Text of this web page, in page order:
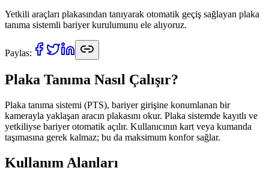
Yetkili araçları plakasından tanıyarak otomatik geçiş sağlayan plaka
tanıma sistemli bariyer kurulumunu ele alıyoruz.
Paylas:
Plaka Tanıma Nasıl Çalışır?
Plaka tanıma sistemi (PTS), bariyer girişine konumlanan bir
kamerayla yaklaşan aracın plakasını okur. Plaka sistemde kayıtlı ve
yetkiliyse bariyer otomatik açılır. Kullanıcının kart veya kumanda
taşımasına gerek kalmaz; bu da maksimum konfor sağlar.
Kullanım Alanları